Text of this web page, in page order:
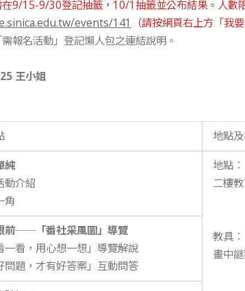
9/15-9/30登記抽籤，10/1抽籤並公布結果。人數
events/141
（請按網頁右上方「我
報名活動」登記懶人包之連結說明。
王小姐
地點
純
動介紹
角
地點：
二樓
教具：
畫中
前──「番社采風圖」導覽
一看，用心想一想」導覽解說
問題，才有好答案」互動問答